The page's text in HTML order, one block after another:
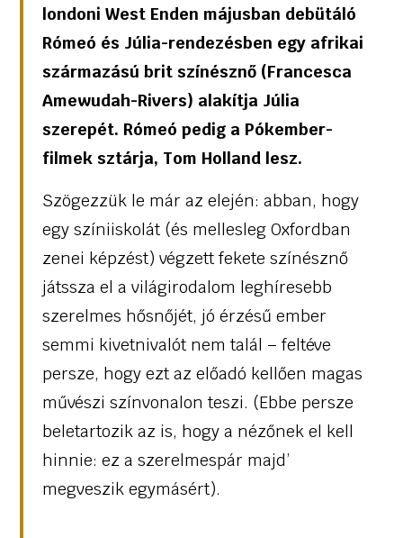
londoni West Enden májusban debütáló
Rómeó és Júlia-rendezésben egy afrikai
származású brit színésznő (Francesca
Amewudah-Rivers) alakítja Júlia
szerepét. Rómeó pedig a Pókember-
filmek sztárja, Tom Holland lesz.
Szögezzük le már az elején: abban, hogy
egy színiiskolát (és mellesleg Oxfordban
zenei képzést) végzett fekete színésznő
játssza el a világirodalom leghíresebb
szerelmes hősnőjét, jó érzésű ember
semmi kivetnivalót nem talál – feltéve
persze, hogy ezt az előadó kellően magas
művészi színvonalon teszi. (Ebbe persze
beletartozik az is, hogy a nézőnek el kell
hinnie: ez a szerelmespár majd’
megveszik egymásért).